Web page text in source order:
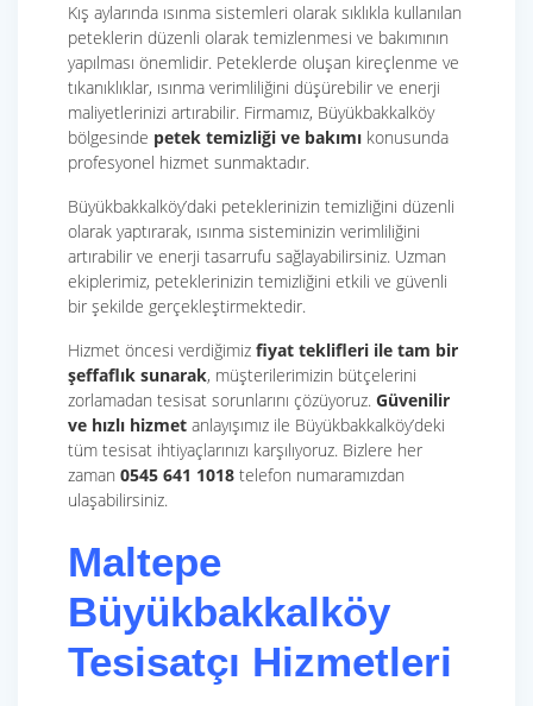
Kış aylarında ısınma sistemleri olarak sıklıkla kullanılan
peteklerin düzenli olarak temizlenmesi ve bakımının
yapılması önemlidir. Peteklerde oluşan kireçlenme ve
tıkanıklıklar, ısınma verimliliğini düşürebilir ve enerji
maliyetlerinizi artırabilir. Firmamız, Büyükbakkalköy
bölgesinde petek temizliği ve bakımı konusunda
profesyonel hizmet sunmaktadır.
Büyükbakkalköy’daki peteklerinizin temizliğini düzenli
olarak yaptırarak, ısınma sisteminizin verimliliğini
artırabilir ve enerji tasarrufu sağlayabilirsiniz. Uzman
ekiplerimiz, peteklerinizin temizliğini etkili ve güvenli
bir şekilde gerçekleştirmektedir.
Hizmet öncesi verdiğimiz fiyat teklifleri ile tam bir
şeffaflık sunarak, müşterilerimizin bütçelerini
zorlamadan tesisat sorunlarını çözüyoruz. Güvenilir
ve hızlı hizmet anlayışımız ile Büyükbakkalköy’deki
tüm tesisat ihtiyaçlarınızı karşılıyoruz. Bizlere her
zaman 0545 641 1018 telefon numaramızdan
ulaşabilirsiniz.
Maltepe
Büyükbakkalköy
Tesisatçı Hizmetleri